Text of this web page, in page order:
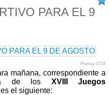
PARA EL 9
Prensa COA
mañana, correspondiente a
de los XVIII Juegos
es el siguiente: